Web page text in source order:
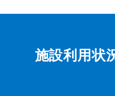
施設利用状